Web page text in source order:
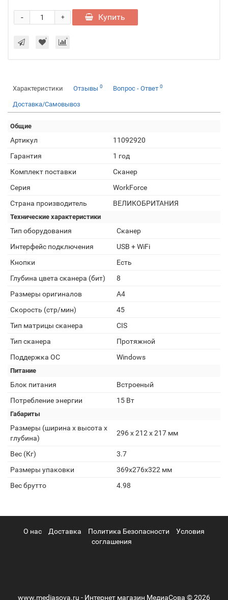
+
- Купить
Характеристики Отзывы 0 Вопрос - Ответ 0
Доставка/Самовывоз
Общие
Артикул
11092920
Гарантия
1 год
Комплект поставки
Сканер
Серия
WorkForce
Страна производитель
ВЕЛИКОБРИТАНИЯ
Технические характеристики
Тип оборудования
Сканер
Интерфейс подключения
USB + WiFi
Кнопки
Есть
Глубина цвета сканера (бит)
8
Размеры оригиналов
A4
Скорость (стр/мин)
45
Тип матрицы сканера
CIS
Тип сканера
Протяжной
Поддержка ОС
Windows
Питание
Блок питания
Встроеный
Потребление энергии
15 Вт
Габариты
Размеры (ширина x высота x
глубина)
296 х 212 х 217 мм
Вес (Кг)
3.7
Размеры упаковки
369x276x322 мм
Вес брутто
4.98
О нас Доставка Политика Безопасности
Условия
соглашения
www.mediasova.ru - Интернет магазин МедиаСова © 2026